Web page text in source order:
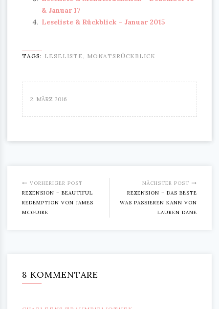
& Januar 17
Leseliste & Rückblick – Januar 2015
TAGS: LESELISTE, MONATSRÜCKBLICK
2. MÄRZ 2016
VORHERIGER POST
REZENSION – BEAUTIFUL
REDEMPTION VON JAMES
MCGUIRE
NÄCHSTER POST
REZENSION – DAS BESTE
WAS PASSIEREN KANN VON
LAUREN DANE
8 KOMMENTARE